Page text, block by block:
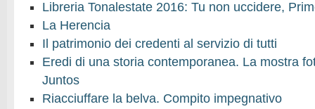
Libreria Tonalestate 2016: Tu non uccidere,
La Herencia
Il patrimonio dei credenti al servizio di tutti
Eredi di una storia contemporanea. La mostra
Juntos
Riacciuffare la belva. Compito impegnativo